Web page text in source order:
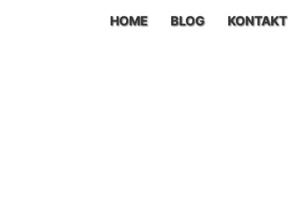
HOME BLOG KONTAKT